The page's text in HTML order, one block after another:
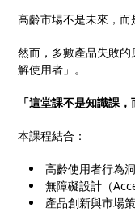
高齡市場不是未來，而
然而，多數產品失敗
解使用者」。
「這堂課不是知識課，
本課程結合：
高齡使用者行為
無障礙設計（
產品創新與市場